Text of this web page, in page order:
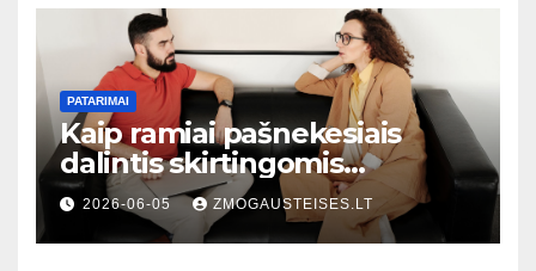
PATARIMAI
Kaip ramiai pašnekesiais
dalintis skirtingomis
nuomonėmis nepažeidžiant
santykių: praktiniai patarimai
kasdienėms situacijoms
2026-06-05 ZMOGAUSTEISES.LT